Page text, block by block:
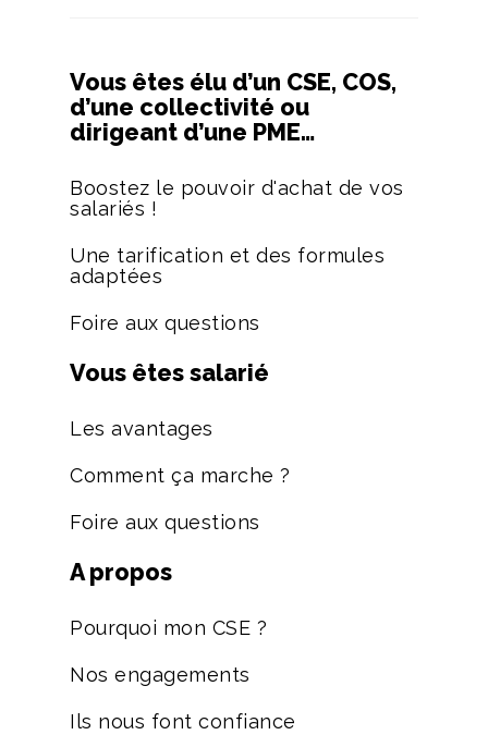
Vous êtes élu d’un CSE, COS,
d’une collectivité ou
dirigeant d’une PME…
Boostez le pouvoir d'achat de vos
salariés !
Une tarification et des formules
adaptées
Foire aux questions
Vous êtes salarié
Les avantages
Comment ça marche ?
Foire aux questions
A propos
Pourquoi mon CSE ?
Nos engagements
Ils nous font confiance